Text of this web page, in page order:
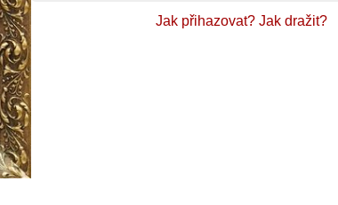
Jak přihazovat? Jak dražit?